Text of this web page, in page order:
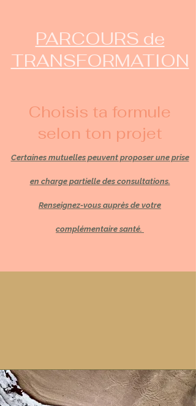
PARCOURS de
TRANSFORMATION
Choisis ta formule
selon ton projet
Certaines mutuelles peuvent proposer une prise
en charge partielle des consultations.
Renseignez-vous auprès de votre
complémentaire santé.